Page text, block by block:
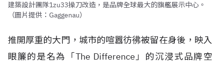
建築設計團隊1zu33操刀改造，是品牌全球最大的旗艦展示中心。
（圖片提供：Gaggenau）
推開厚重的大門，城市的喧囂彷彿被留在身後，映入
眼簾的是名為「The Difference」的沉浸式品牌空